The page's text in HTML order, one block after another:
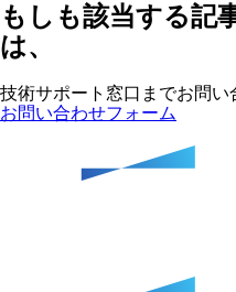
もしも該当する記
は、
技術サポート窓口までお問い
お問い合わせフォーム